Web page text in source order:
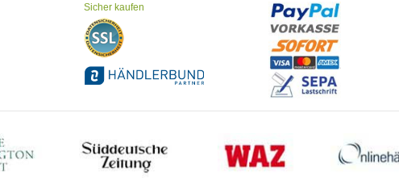
Sicher kaufen